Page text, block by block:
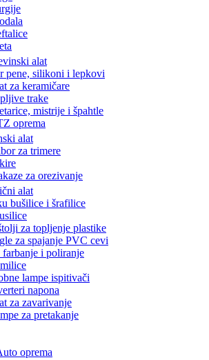
alat
pene, silikoni i lepkovi
za keramičare
trake
mistrije i špahtle
oprema
alat
za trimere
za orezivanje
alat
bušilice i šrafilice
za topljenje plastike
za spajanje PVC cevi
farbanje i poliranje
lampe ispitivači
napona
za zavarivanje
za pretakanje
oprema